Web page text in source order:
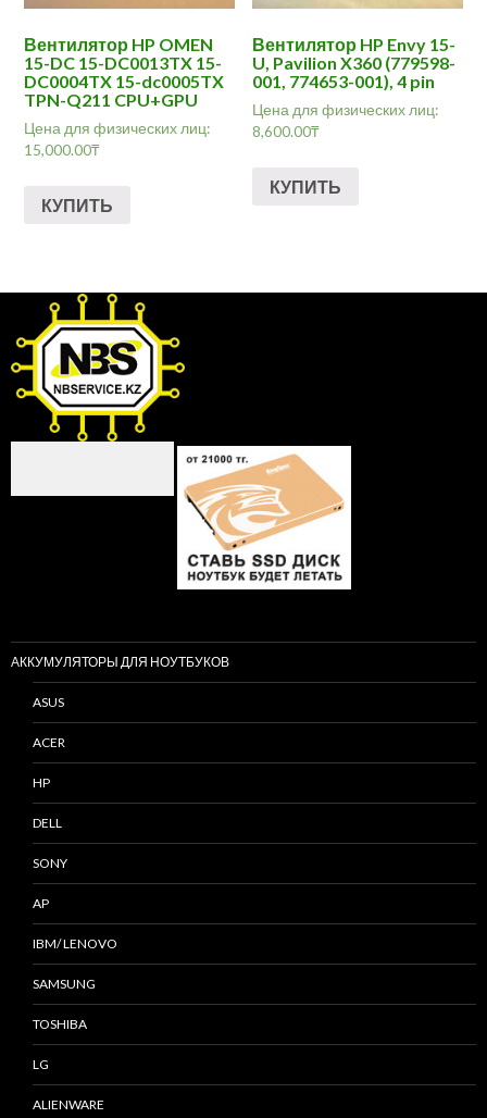
Вентилятор HP OMEN
15-DC 15-DC0013TX 15-
DC0004TX 15-dc0005TX
TPN-Q211 CPU+GPU
Цена для физических лиц:
15,000.00₸
КУПИТЬ
Вентилятор HP Envy 15-
U, Pavilion X360 (779598-
001, 774653-001), 4 pin
Цена для физических лиц:
8,600.00₸
КУПИТЬ
АККУМУЛЯТОРЫ ДЛЯ НОУТБУКОВ
ASUS
ACER
HP
DELL
SONY
AP
IBM/ LENOVO
SAMSUNG
TOSHIBA
LG
ALIENWARE